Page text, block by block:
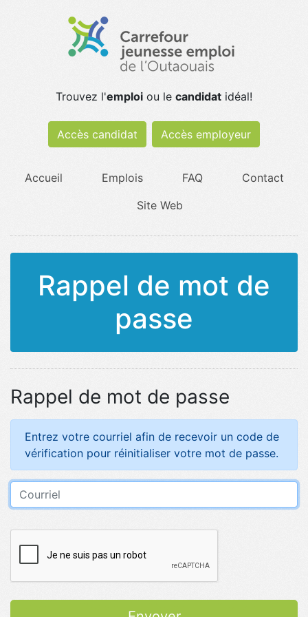
Trouvez l'emploi ou le candidat idéal!
Accès candidat Accès employeur
Accueil Emplois FAQ
Contact
Site Web
Rappel de mot de
passe
Rappel de mot de passe
Entrez votre courriel afin de recevoir un code de
vérification pour réinitialiser votre mot de passe.
Courriel